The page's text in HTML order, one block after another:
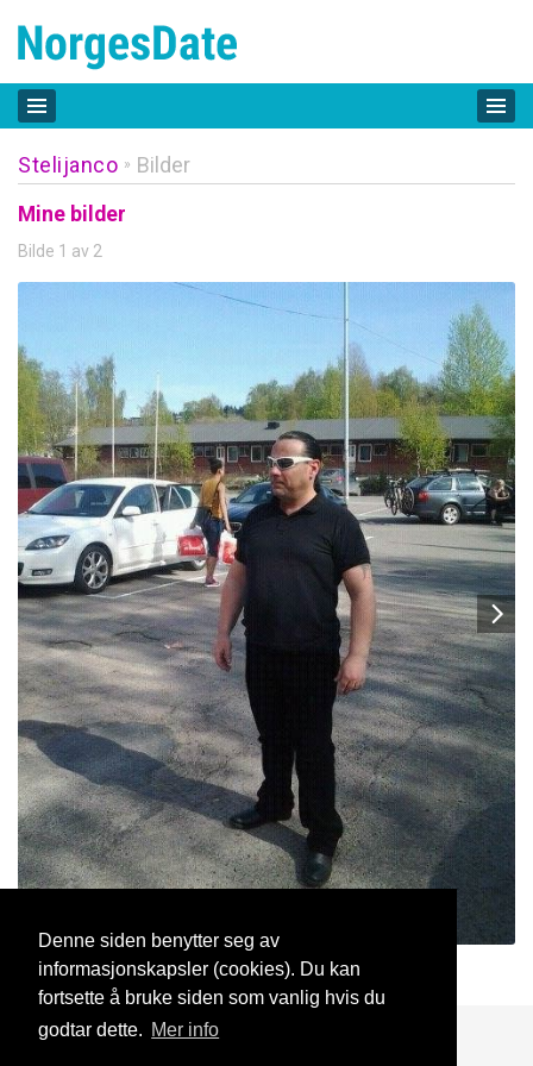
Denne siden benytter seg av
informasjonskapsler (cookies). Du kan
fortsette å bruke siden som vanlig hvis du
godtar dette. Mer info
Stelijanco » Bilder
Mine bilder
Bilde 1 av 2
Stelijanco 30 Nov, 2020
Blogg Support Kontakt oss